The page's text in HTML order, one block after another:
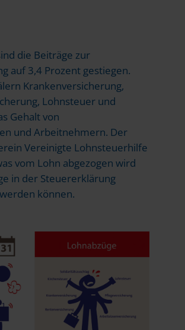
die Beiträge zur
auf 3,4 Prozent gestiegen.
Krankenversicherung,
Lohnsteuer und
Gehalt von
und Arbeitnehmern. Der
Vereinigte Lohnsteuerhilfe
vom Lohn abgezogen wird
in der Steuererklärung
können.